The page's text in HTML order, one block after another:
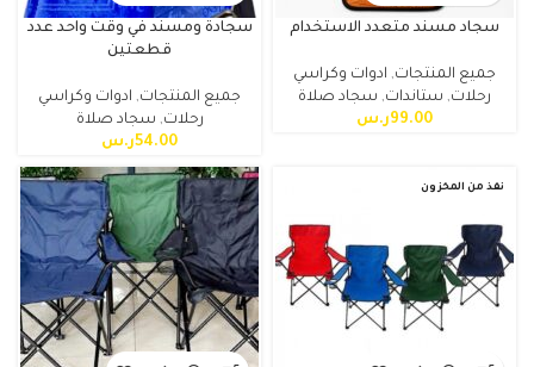
سجاد مسند متعدد الاستخدام
جميع المنتجات, ادوات وكراسي
رحلات, ستاندات, سجاد صلاة
99.00ر.س
سجادة ومسند في وقت واحد عدد
قطعتين
جميع المنتجات, ادوات وكراسي
رحلات, سجاد صلاة
54.00ر.س
نفذ من المخزون